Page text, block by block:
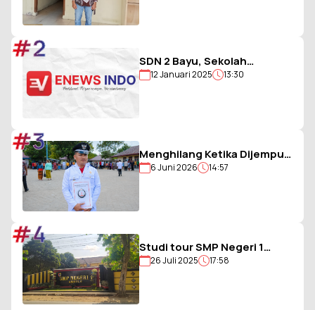
SDN 2 Bayu, Sekolah
Berjargon Guru 5G yang
12 Januari 2025 13:30
#2
Menghilang Ketika Dijemput
Paksa Polisi, Kades Balohao
6 Juni 2026 14:57
#3
Studi tour SMP Negeri 1
Ambulu Gagal, Uang Iuran
26 Juli 2025 17:58
#4